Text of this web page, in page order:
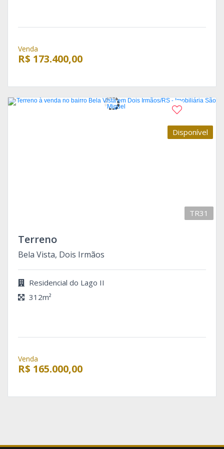
Venda
R$ 173.400,00
Disponível
TR31
Terreno
Bela Vista, Dois Irmãos
Residencial do Lago II
312m²
Venda
R$ 165.000,00